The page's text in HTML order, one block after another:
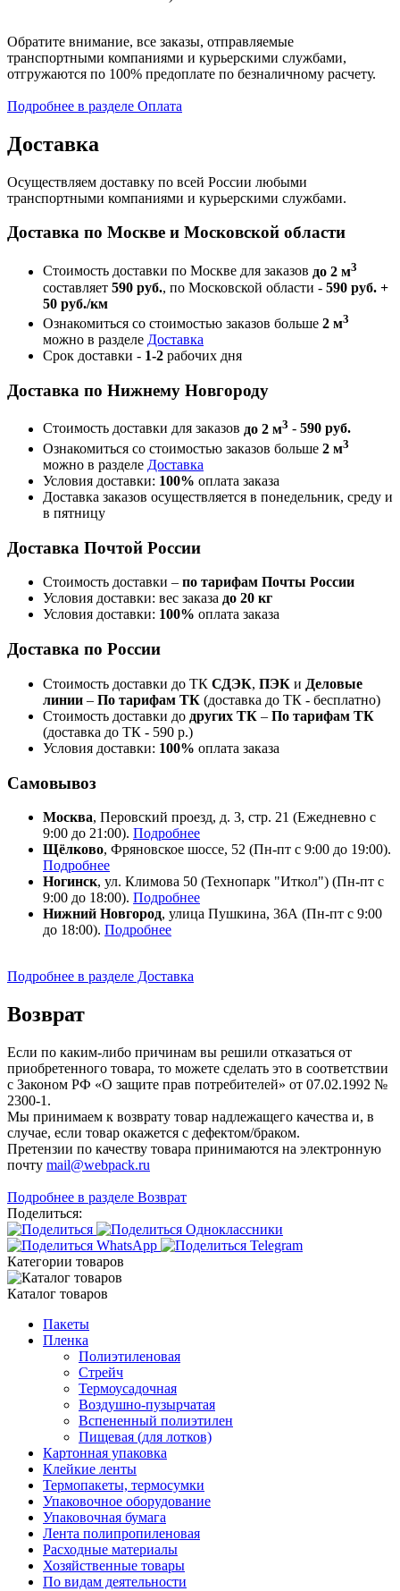
Обратите внимание, все заказы, отправляемые
транспортными компаниями и курьерскими службами,
отгружаются по 100% предоплате по безналичному расчету.
Подробнее в разделе Оплата
Доставка
Осуществляем доставку по всей России любыми
транспортными компаниями и курьерскими службами.
Доставка по Москве и Московской области
Стоимость доставки по Москве для заказов до 2 м3
составляет 590 руб., по Московской области - 590 руб. +
50 руб./км
Ознакомиться со стоимостью заказов больше 2 м3
можно в разделе Доставка
Срок доставки - 1-2 рабочих дня
Доставка по Нижнему Новгороду
Стоимость доставки для заказов до 2 м3 - 590 руб.
Ознакомиться со стоимостью заказов больше 2 м3
можно в разделе Доставка
Условия доставки: 100% оплата заказа
Доставка заказов осуществляется в понедельник, среду и
в пятницу
Доставка Почтой России
Стоимость доставки – по тарифам Почты России
Условия доставки: вес заказа до 20 кг
Условия доставки: 100% оплата заказа
Доставка по России
Стоимость доставки до ТК СДЭК, ПЭК и Деловые
линии – По тарифам ТК (доставка до ТК - бесплатно)
Стоимость доставки до других ТК – По тарифам ТК
(доставка до ТК - 590 р.)
Условия доставки: 100% оплата заказа
Самовывоз
Москва, Перовский проезд, д. 3, стр. 21 (Ежедневно с
9:00 до 21:00). Подробнее
Щёлково, Фряновское шоссе, 52 (Пн-пт с 9:00 до 19:00).
Подробнее
Ногинск, ул. Климова 50 (​Технопарк "Иткол") (Пн-пт с
9:00 до 18:00). Подробнее
Нижний Новгород, улица Пушкина, 36А (Пн-пт с 9:00
до 18:00). Подробнее
Подробнее в разделе Доставка
Возврат
Если по каким-либо причинам вы решили отказаться от
приобретенного товара, то можете сделать это в соответствии
с Законом РФ «О защите прав потребителей» от 07.02.1992 №
2300-1.
Мы принимаем к возврату товар надлежащего качества и, в
случае, если товар окажется с дефектом/браком.
Претензии по качеству товара принимаются на электронную
почту mail@webpack.ru
Подробнее в разделе Возврат
Поделиться:
Категории товаров
Каталог товаров
Пакеты
Пленка
Полиэтиленовая
Стрейч
Термоусадочная
Воздушно-пузырчатая
Вспененный полиэтилен
Пищевая (для лотков)
Картонная упаковка
Клейкие ленты
Термопакеты, термосумки
Упаковочное оборудование
Упаковочная бумага
Лента полипропиленовая
Расходные материалы
Хозяйственные товары
По видам деятельности